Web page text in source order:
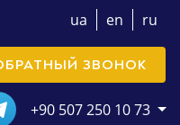
ua en ru
+90 507 250 10 73
ЗВОНОК